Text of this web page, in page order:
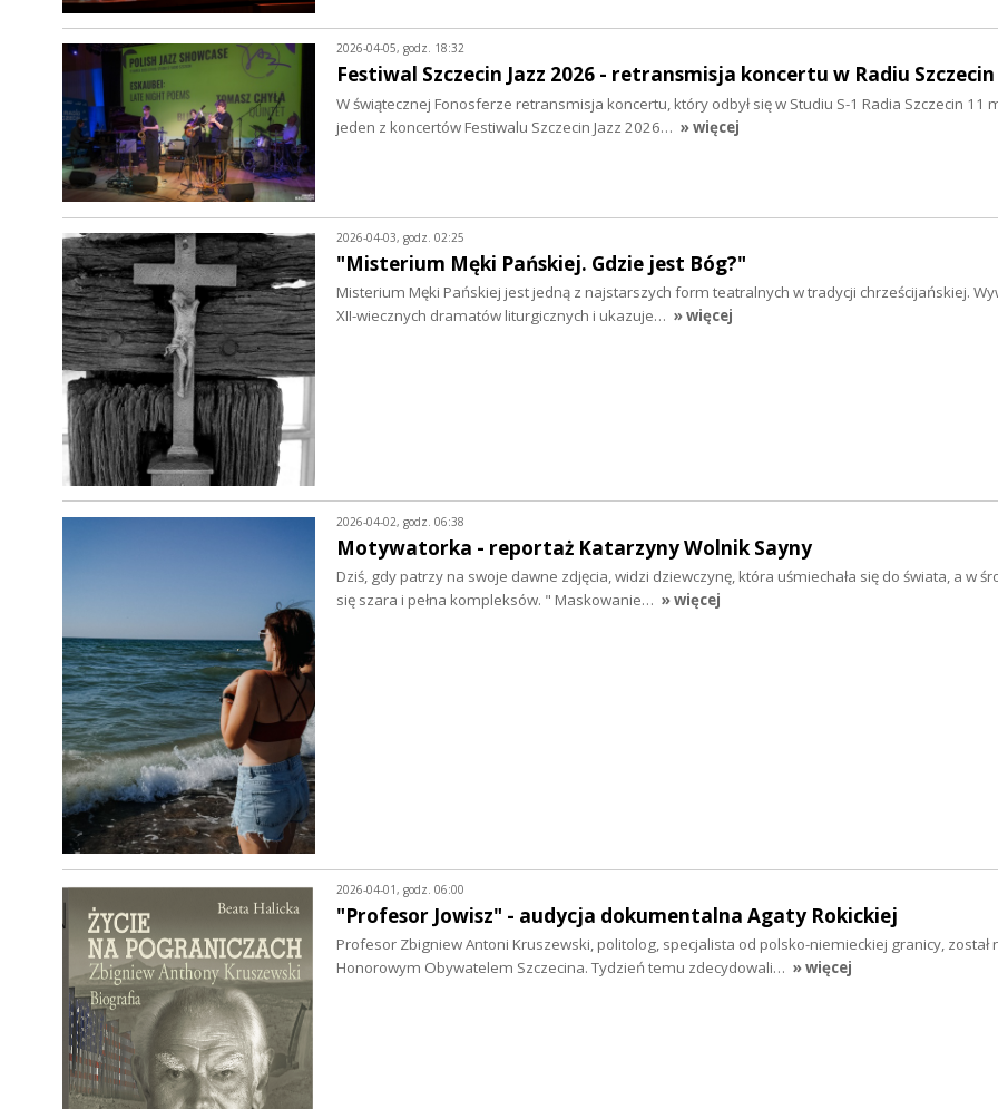
2026-04-05, godz. 18:32
Festiwal Szczecin Jazz 2026 - retransmisja koncertu w Radiu Szczecin
W świątecznej Fonosferze retransmisja koncertu, który odbył się w Studiu S-1 Radia Szczecin 11
jeden z koncertów Festiwalu Szczecin Jazz 2026… » więcej
2026-04-03, godz. 02:25
"Misterium Męki Pańskiej. Gdzie jest Bóg?"
Misterium Męki Pańskiej jest jedną z najstarszych form teatralnych w tradycji chrześcijańskiej.
XII-wiecznych dramatów liturgicznych i ukazuje… » więcej
2026-04-02, godz. 06:38
Motywatorka - reportaż Katarzyny Wolnik Sayny
Dziś, gdy patrzy na swoje dawne zdjęcia, widzi dziewczynę, która uśmiechała się do świata, a w
się szara i pełna kompleksów. " Maskowanie… » więcej
2026-04-01, godz. 06:00
"Profesor Jowisz" - audycja dokumentalna Agaty Rokickiej
Profesor Zbigniew Antoni Kruszewski, politolog, specjalista od polsko-niemieckiej granicy, został
Honorowym Obywatelem Szczecina. Tydzień temu zdecydowali… » więcej